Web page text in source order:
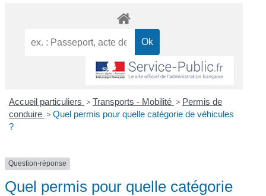
Accueil particuliers > Transports - Mobilité > Permis de
conduire > Quel permis pour quelle catégorie de véhicules
?
Question-réponse
Quel permis pour quelle catégorie